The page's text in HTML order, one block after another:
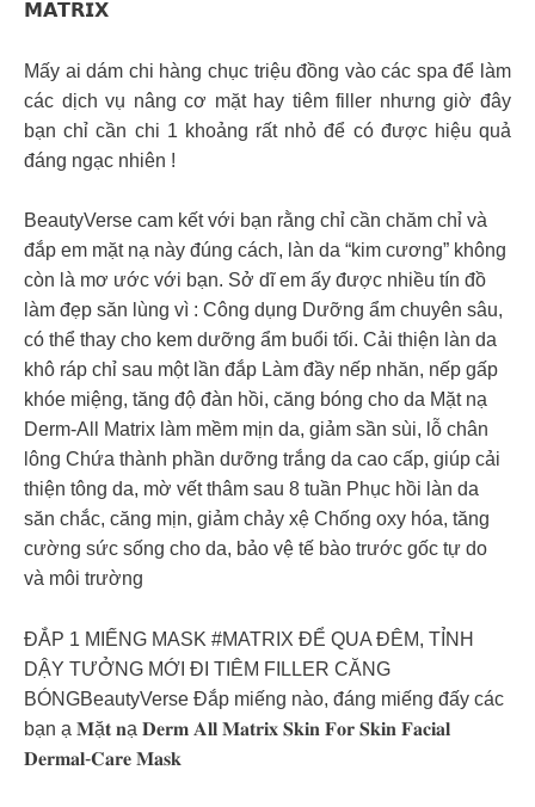
𝗠𝗔𝗧𝗥𝗜𝗫
Mấy ai dám chi hàng chục triệu đồng vào các spa để làm
các dịch vụ nâng cơ mặt hay tiêm filler nhưng giờ đây
bạn chỉ cần chi 1 khoảng rất nhỏ để có được hiệu quả
đáng ngạc nhiên !
BeautyVerse cam kết với bạn rằng chỉ cần chăm chỉ và
đắp em mặt nạ này đúng cách, làn da “kim cương” không
còn là mơ ước với bạn. Sở dĩ em ấy được nhiều tín đồ
làm đẹp săn lùng vì : Công dụng Dưỡng ẩm chuyên sâu,
có thể thay cho kem dưỡng ẩm buổi tối. Cải thiện làn da
khô ráp chỉ sau một lần đắp Làm đầy nếp nhăn, nếp gấp
khóe miệng, tăng độ đàn hồi, căng bóng cho da Mặt nạ
Derm-All Matrix làm mềm mịn da, giảm sần sùi, lỗ chân
lông Chứa thành phần dưỡng trắng da cao cấp, giúp cải
thiện tông da, mờ vết thâm sau 8 tuần Phục hồi làn da
săn chắc, căng mịn, giảm chảy xệ Chống oxy hóa, tăng
cường sức sống cho da, bảo vệ tế bào trước gốc tự do
và môi trường
ĐẮP 1 MIẾNG MASK #MATRIX ĐỂ QUA ĐÊM, TỈNH
DẬY TƯỞNG MỚI ĐI TIÊM FILLER CĂNG
BÓNGBeautyVerse Đắp miếng nào, đáng miếng đấy các
bạn ạ 𝐌ặ𝐭 𝐧ạ 𝐃𝐞𝐫𝐦 𝐀𝐥𝐥 𝐌𝐚𝐭𝐫𝐢𝐱 𝐒𝐤𝐢𝐧 𝐅𝐨𝐫 𝐒𝐤𝐢𝐧 𝐅𝐚𝐜𝐢𝐚𝐥
𝐃𝐞𝐫𝐦𝐚𝐥-𝐂𝐚𝐫𝐞 𝐌𝐚𝐬𝐤